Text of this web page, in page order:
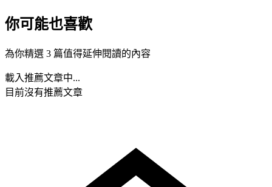
你可能也喜歡
為你精選 3 篇值得延伸閱讀的內容
載入推薦文章中...
目前沒有推薦文章